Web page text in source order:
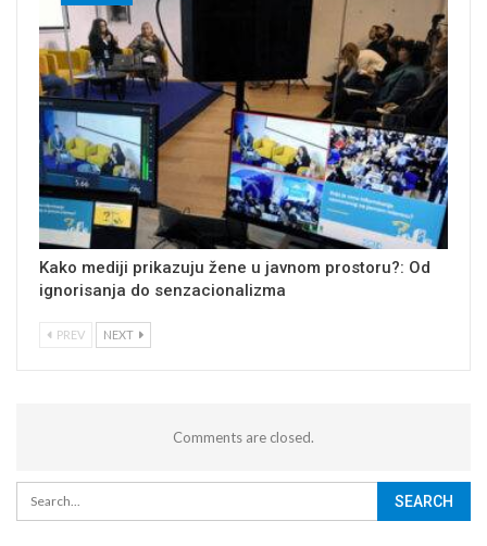
Kako mediji prikazuju žene u javnom prostoru?: Od
ignorisanja do senzacionalizma
PREV NEXT
Comments are closed.